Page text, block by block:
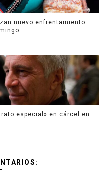
nuevo enfrentamiento
especial» en cárcel en